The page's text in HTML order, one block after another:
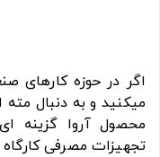
اگر در حوزه کارهای
میکنید و به دنبال
محصول آروا گزینه
تجهیزات مصرفی